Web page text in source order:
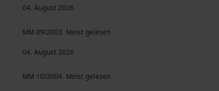
04. August 2026
MM 09/2003. Meist gelesen
04. August 2026
MM 10/2004. Meist gelesen